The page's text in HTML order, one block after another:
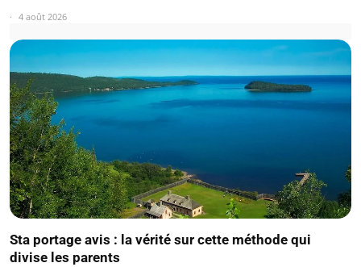
4 août 2026
Sta portage avis : la vérité sur cette méthode qui
divise les parents